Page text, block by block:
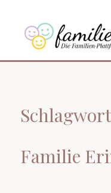
Familie